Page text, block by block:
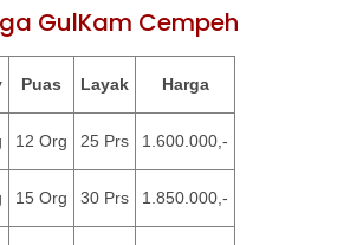
GulKam Cempeh
Puas Layak Harga
12 Org 25 Prs 1.600.000,-
15 Org 30 Prs 1.850.000,-